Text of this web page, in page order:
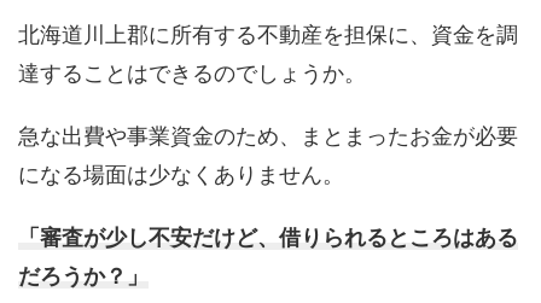
北海道川上郡に所有する不動産を担保に、資金を調
達することはできるのでしょうか。
急な出費や事業資金のため、まとまったお金が必要
になる場面は少なくありません。
「審査が少し不安だけど、借りられるところはある
だろうか？」